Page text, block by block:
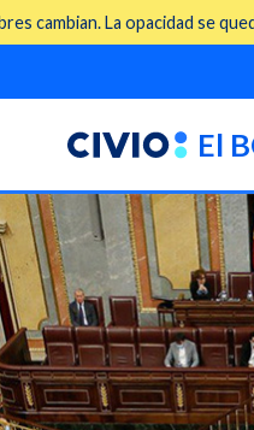
cambian. La opacidad se
El